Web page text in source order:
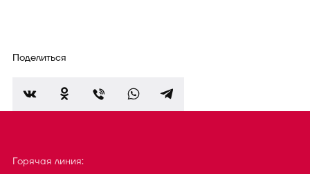
Поделиться
Горячая линия: